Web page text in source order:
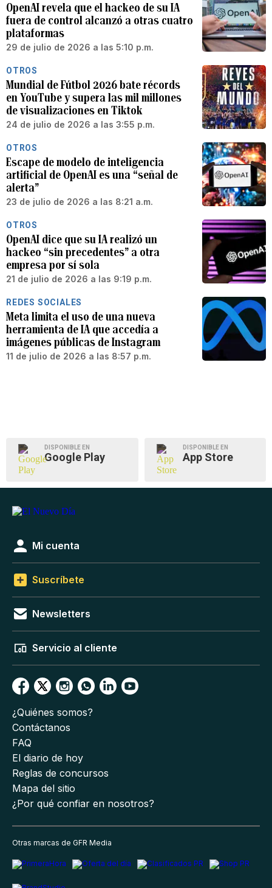
OpenAI revela que el hackeo de su IA
fuera de control alcanzó a otras cuatro
plataformas
29 de julio de 2026 a las 5:10 p.m.
OTROS
Mundial de Fútbol 2026 bate récords
en YouTube y supera las mil millones
de visualizaciones en Tiktok
24 de julio de 2026 a las 3:55 p.m.
OTROS
Escape de modelo de inteligencia
artificial de OpenAI es una “señal de
alerta”
23 de julio de 2026 a las 8:21 a.m.
OTROS
OpenAI dice que su IA realizó un
hackeo “sin precedentes” a otra
empresa por sí sola
21 de julio de 2026 a las 9:19 p.m.
REDES SOCIALES
Meta limita el uso de una nueva
herramienta de IA que accedía a
imágenes públicas de Instagram
11 de julio de 2026 a las 8:57 p.m.
DISPONIBLE EN
Google Play
DISPONIBLE EN
App Store
Mi cuenta
Suscríbete
Newsletters
Servicio al cliente
¿Quiénes somos?
Contáctanos
FAQ
El diario de hoy
Reglas de concursos
Mapa del sitio
¿Por qué confiar en nosotros?
Otras marcas de GFR Media